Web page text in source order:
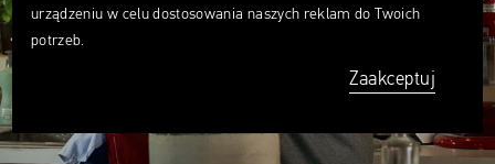
urządzeniu w celu dostosowania naszych reklam do Twoich
potrzeb.
Zaakceptuj